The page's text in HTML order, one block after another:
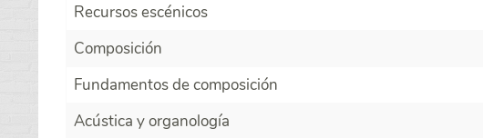
Recursos escénicos
Composición
Fundamentos de composición
Acústica y organología